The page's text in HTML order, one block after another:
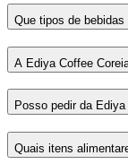
Que tipos de
A Ediya Coffee
Posso pedir da
Quais itens